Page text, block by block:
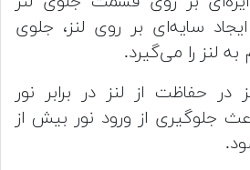
سایه‌ای بر روی لنز، جلوی
لنز را می‌گیرد.
در حفاظت از لنز در برابر نور
جلوگیری از ورود نور بیش از